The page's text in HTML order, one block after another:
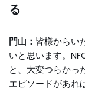
る
門山： 皆様からい
いと思います。
と、大変つらかっ
エピソードがあれ